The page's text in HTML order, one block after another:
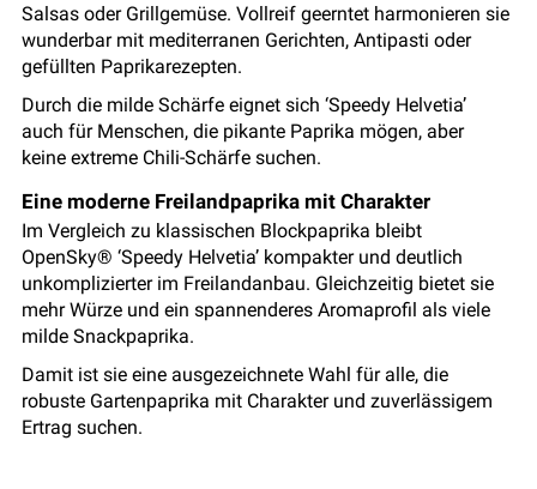
Salsas oder Grillgemüse. Vollreif geerntet harmonieren sie
wunderbar mit mediterranen Gerichten, Antipasti oder
gefüllten Paprikarezepten.
Durch die milde Schärfe eignet sich ‘Speedy Helvetia’
auch für Menschen, die pikante Paprika mögen, aber
keine extreme Chili-Schärfe suchen.
Eine moderne Freilandpaprika mit Charakter
Im Vergleich zu klassischen Blockpaprika bleibt
OpenSky® ‘Speedy Helvetia’ kompakter und deutlich
unkomplizierter im Freilandanbau. Gleichzeitig bietet sie
mehr Würze und ein spannenderes Aromaprofil als viele
milde Snackpaprika.
Damit ist sie eine ausgezeichnete Wahl für alle, die
robuste Gartenpaprika mit Charakter und zuverlässigem
Ertrag suchen.